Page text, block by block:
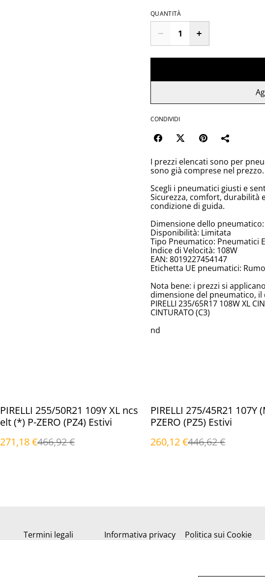
QUANTITÀ
CONDIVIDI
I prezzi elencati sono per
sono già comprese nel prezzo.
Scegli i pneumatici giusti e
Sicurezza, comfort, durabilità
condizione di guida.
Dimensione dello pneumatico:
Disponibilità: Limitata
Tipo Pneumatico: Pneumatici
Indice di Velocità: 108W
EAN: 8019227454147
Etichetta UE pneumatici:
Nota bene: i prezzi si
dimensione del pneumatico,
PIRELLI 235/65R17 108W XL
CINTURATO (C3)
nd
%
PIRELLI 255/50R21 109Y XL ncs
elt (*) P-ZERO (PZ4) Estivi
271,18 €466,92 €
%
PIRELLI 275/45R21 107Y
PZERO (PZ5) Estivi
260,12 €446,62 €
Termini legali Informativa privacy Politica sui Cookie